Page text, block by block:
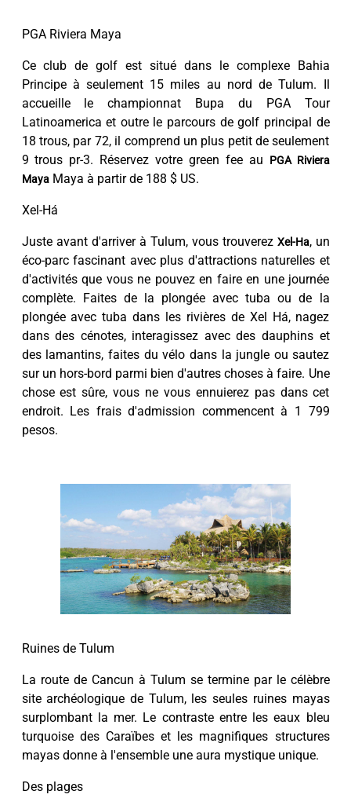
PGA Riviera Maya
Ce club de golf est situé dans le complexe Bahia
Principe à seulement 15 miles au nord de Tulum. Il
accueille le championnat Bupa du PGA Tour
Latinoamerica et outre le parcours de golf principal de
18 trous, par 72, il comprend un plus petit de seulement
9 trous pr-3. Réservez votre green fee au
PGA Riviera
MayaMaya à partir de 188 $ US.
Xel-Há
Juste avant d'arriver à Tulum, vous trouverez Xel-Ha, un
éco-parc fascinant avec plus d'attractions naturelles et
d'activités que vous ne pouvez en faire en une journée
complète. Faites de la plongée avec tuba ou de la
plongée avec tuba dans les rivières de Xel Há, nagez
dans des cénotes, interagissez avec des dauphins et
des lamantins, faites du vélo dans la jungle ou sautez
sur un hors-bord parmi bien d'autres choses à faire. Une
chose est sûre, vous ne vous ennuierez pas dans cet
endroit. Les frais d'admission commencent à 1 799
pesos.
Ruines de Tulum
La route de Cancun à Tulum se termine par le célèbre
site archéologique de Tulum, les seules ruines mayas
surplombant la mer. Le contraste entre les eaux bleu
turquoise des Caraïbes et les magnifiques structures
mayas donne à l'ensemble une aura mystique unique.
Des plages